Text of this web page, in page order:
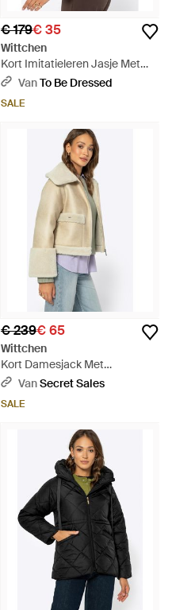
€ 179€ 35
Wittchen
Kort Imitatieleren Jasje Met
Bont - Bruin
VanTo Be Dressed
SALE
€ 239€ 65
Wittchen
Kort Damesjack Met
Imitatiebont, Lichtbeige, Eco-
VanSecret Sales
SALE